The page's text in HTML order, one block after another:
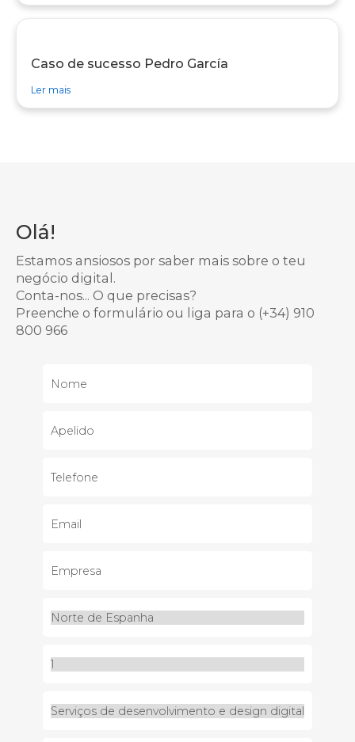
Caso de sucesso Pedro García
Ler maissobre caso de sucesso Caso de sucesso Pedro García
Olá!
Estamos ansiosos por saber mais sobre o teu
negócio digital.
Conta-nos... O que precisas?
Preenche o formulário ou liga para o (+34) 910
800 966